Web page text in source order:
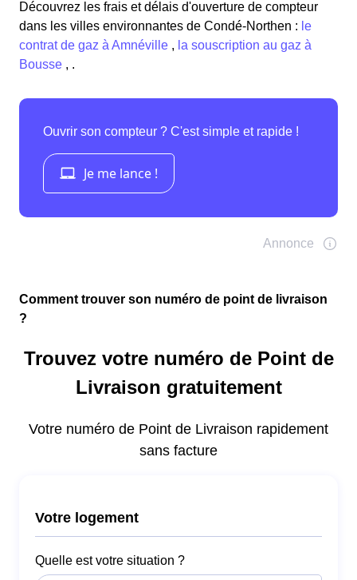
Découvrez les frais et délais d'ouverture de compteur
dans les villes environnantes de Condé-Northen : le
contrat de gaz à Amnéville , la souscription au gaz à
Bousse , .
Comment trouver son numéro de point de livraison
?